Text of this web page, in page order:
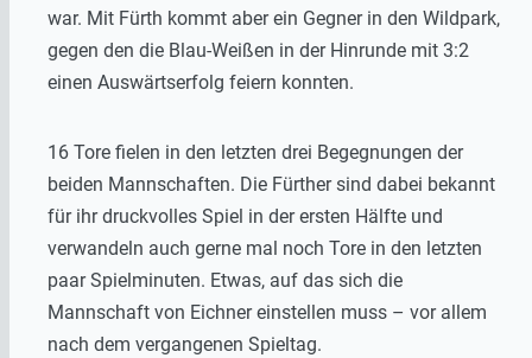
war. Mit Fürth kommt aber ein Gegner in den Wildpark,
gegen den die Blau-Weißen in der Hinrunde mit 3:2
einen Auswärtserfolg feiern konnten.
16 Tore fielen in den letzten drei Begegnungen der
beiden Mannschaften. Die Fürther sind dabei bekannt
für ihr druckvolles Spiel in der ersten Hälfte und
verwandeln auch gerne mal noch Tore in den letzten
paar Spielminuten. Etwas, auf das sich die
Mannschaft von Eichner einstellen muss – vor allem
nach dem vergangenen Spieltag.